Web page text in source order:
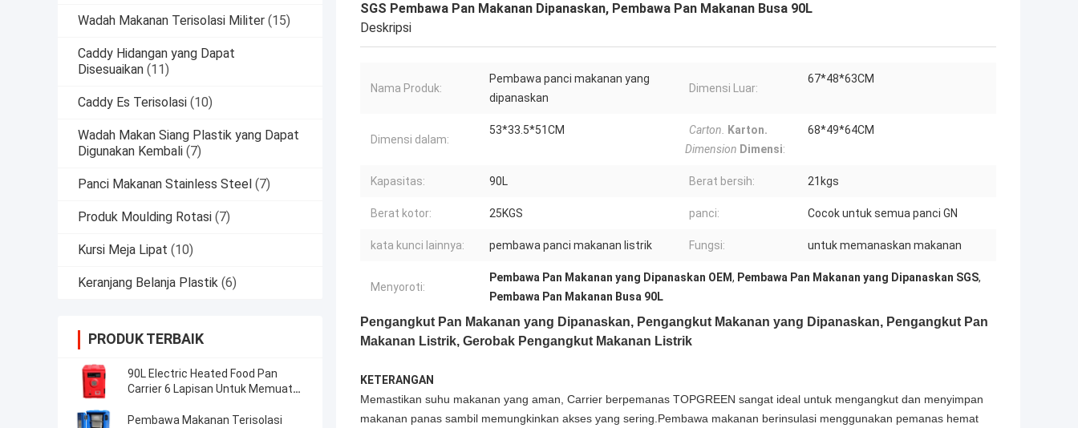
Wadah Makanan Terisolasi Militer (15)
Caddy Hidangan yang Dapat
Disesuaikan (11)
Caddy Es Terisolasi (10)
Wadah Makan Siang Plastik yang Dapat
Digunakan Kembali (7)
Panci Makanan Stainless Steel (7)
Produk Moulding Rotasi (7)
Kursi Meja Lipat (10)
Keranjang Belanja Plastik (6)
PRODUK TERBAIK
90L Electric Heated Food Pan
Carrier 6 Lapisan Untuk Memuat
Pembawa Makanan Terisolasi
SGS Pembawa Pan Makanan Dipanaskan, Pembawa Pan Makanan Busa 90L
Deskripsi
Nama Produk:
Pembawa panci makanan yang
dipanaskan
Dimensi Luar:
67*48*63CM
Dimensi dalam:
53*33.5*51CM Carton. Karton.
Dimension Dimensi:
68*49*64CM
Kapasitas: 90L Berat bersih: 21kgs
Berat kotor: 25KGS panci: Cocok untuk semua panci GN
kata kunci lainnya: pembawa panci makanan listrik Fungsi: untuk memanaskan makanan
Menyoroti:
Pembawa Pan Makanan yang Dipanaskan OEM, Pembawa Pan Makanan yang Dipanaskan SGS,
Pembawa Pan Makanan Busa 90L
Pengangkut Pan Makanan yang Dipanaskan, Pengangkut Makanan yang Dipanaskan, Pengangkut Pan
Makanan Listrik, Gerobak Pengangkut Makanan Listrik
KETERANGAN
Memastikan suhu makanan yang aman, Carrier berpemanas TOPGREEN sangat ideal untuk mengangkut dan menyimpan
makanan panas sambil memungkinkan akses yang sering.Pembawa makanan berinsulasi menggunakan pemanas hemat